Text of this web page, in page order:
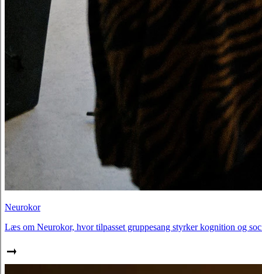
Neurokor
Læs om Neurokor, hvor tilpasset gruppesang styrker kognition og